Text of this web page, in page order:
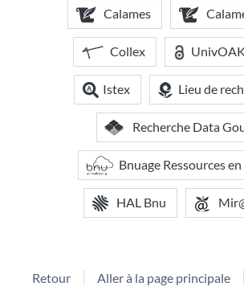
Calames
Collex
Istex Lieu de
Recherche Data
Bnuage Ressources
HAL Bnu
Retour Aller à la page principale